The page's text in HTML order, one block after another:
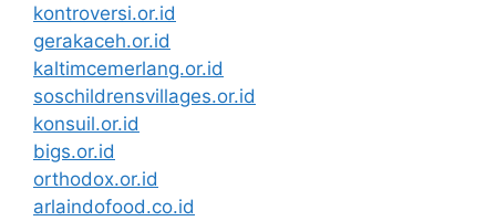
kontroversi.or.id
gerakaceh.or.id
kaltimcemerlang.or.id
soschildrensvillages.or.id
konsuil.or.id
bigs.or.id
orthodox.or.id
arlaindofood.co.id